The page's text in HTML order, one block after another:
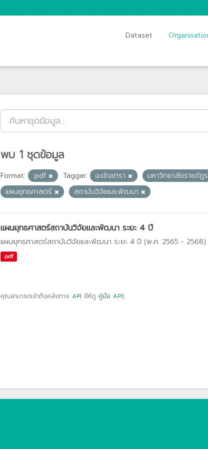
Dataset
พบ 1 ชุดข้อมูล
Format: .pdf Taggar: ฉะเชิงเทรา
มหาวิทยาลัยราชภัฏ
แผนยุทธศาสตร์
สถาบันวิจัยและพัฒนา
แผนยุทธศาสตร์สถาบันวิจัยและพัฒนา ระยะ 4 ปี
แผนยุทธศาสตร์สถาบันวิจัยและพัฒนา ระยะ 4 ปี (พ.ศ. 2565 - 2568)
.pdf
คุณสามารถเข้าถึงคลังทาง API (ให้ดู คู่มือ API).